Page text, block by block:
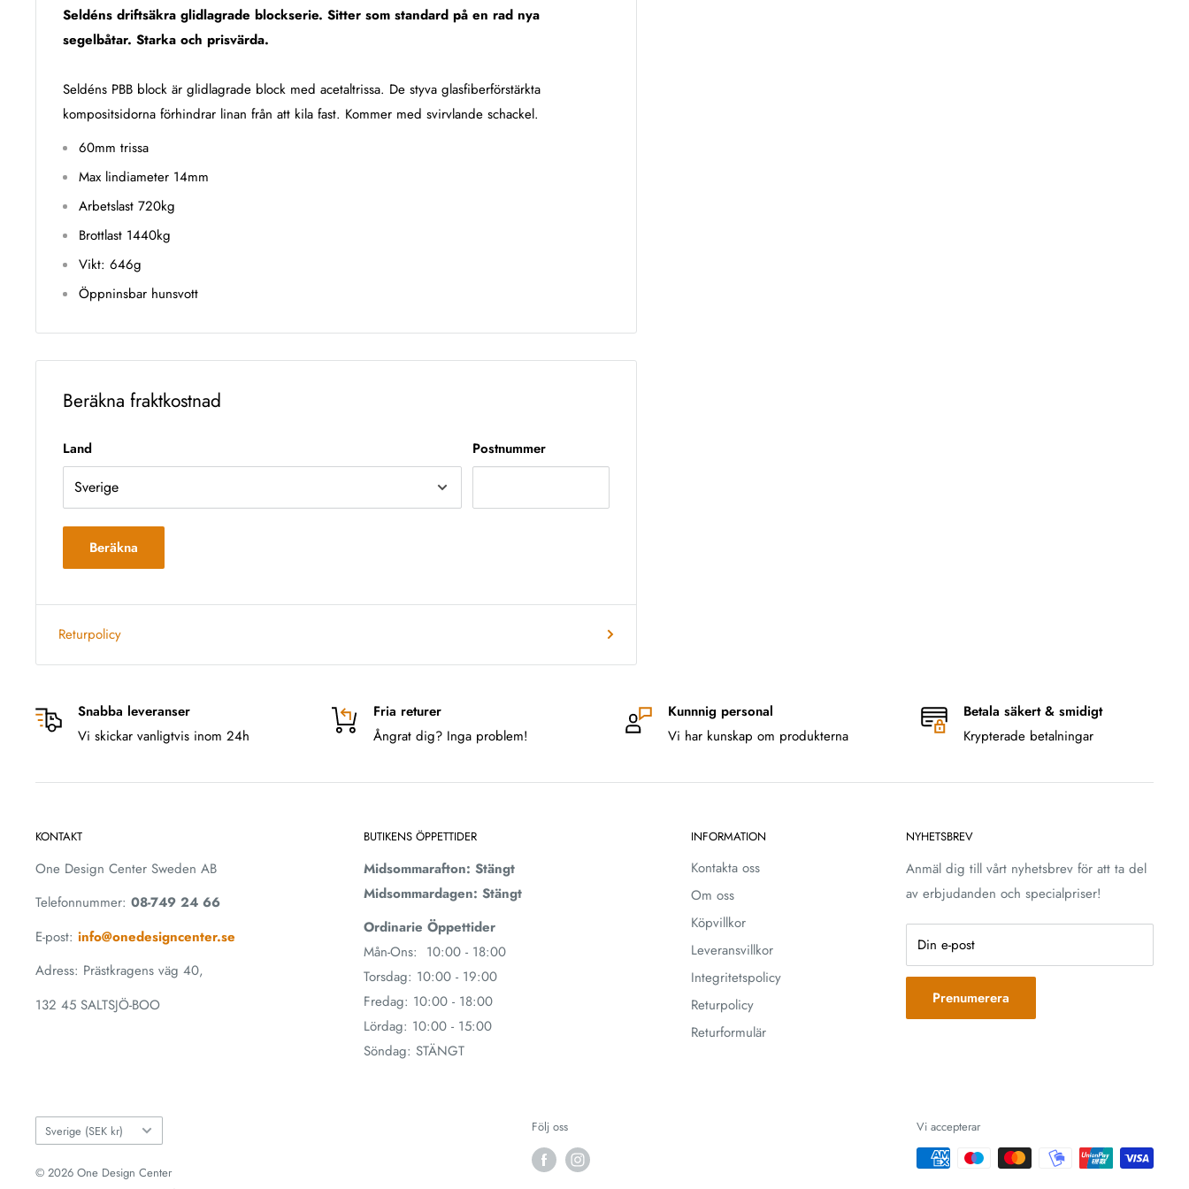
Seldéns driftsäkra glidlagrade blockserie. Sitter som standard på en rad nya
segelbåtar. Starka och prisvärda.
Seldéns PBB block är glidlagrade block med acetaltrissa. De styva glasfiberförstärkta
kompositsidorna förhindrar linan från att kila fast. Kommer med svirvlande schackel.
60mm trissa
Max lindiameter 14mm
Arbetslast 720kg
Brottlast 1440kg
Vikt: 646g
Öppninsbar hunsvott
Beräkna fraktkostnad
Land Postnummer
Beräkna
Returpolicy
Snabba leveranser
Vi skickar vanligtvis inom 24h
Fria returer
Ångrat dig? Inga problem!
Kunnnig personal
Vi har kunskap om produkterna
Betala säkert & smidigt
Krypterade betalningar
KONTAKT
One Design Center Sweden AB
Telefonnummer: 08-749 24 66
E-post: info@onedesigncenter.se
Adress: Prästkragens väg 40,
132 45 SALTSJÖ-BOO
BUTIKENS ÖPPETTIDER
Midsommarafton: Stängt
Midsommardagen: Stängt
Ordinarie Öppettider
Mån-Ons: 10:00 - 18:00
Torsdag: 10:00 - 19:00
Fredag: 10:00 - 18:00
Lördag: 10:00 - 15:00
Söndag: STÄNGT
INFORMATION
Kontakta oss
Om oss
Köpvillkor
Leveransvillkor
Integritetspolicy
Returpolicy
Returformulär
NYHETSBREV
Anmäl dig till vårt nyhetsbrev för att ta del
av erbjudanden och specialpriser!
Din e-post
Prenumerera
Land
Sverige (SEK kr)
© 2026 One Design Center
Följ oss Vi accepterar